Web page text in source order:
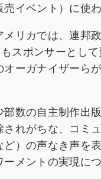
イベント）に使
リカでは、連邦
もスポンサーとし
オーガナイザーら
数の自主制作出
れがちな、コミ
ど）の声なき声を
メントの実現に